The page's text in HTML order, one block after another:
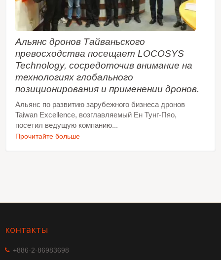
Альянс дронов Тайваньского
превосходства посещает LOCOSYS
Technology, сосредоточив внимание на
технологиях глобального
позиционирования и применении дронов.
Альянс по развитию зарубежного бизнеса дронов
Taiwan Excellence, возглавляемый Ен Тунг-Пяо,
посетил ведущую компанию...
Прочитайте больше
контакты
+886-2-86983698